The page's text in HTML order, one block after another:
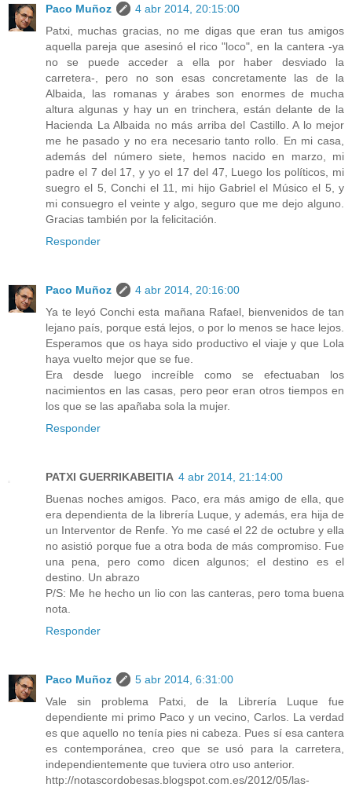
Paco Muñoz
4 abr 2014, 20:15:00
Patxi, muchas gracias, no me digas que eran tus amigos
aquella pareja que asesinó el rico "loco", en la cantera -ya
no se puede acceder a ella por haber desviado la
carretera-, pero no son esas concretamente las de la
Albaida, las romanas y árabes son enormes de mucha
altura algunas y hay un en trinchera, están delante de la
Hacienda La Albaida no más arriba del Castillo. A lo mejor
me he pasado y no era necesario tanto rollo. En mi casa,
además del número siete, hemos nacido en marzo, mi
padre el 7 del 17, y yo el 17 del 47, Luego los políticos, mi
suegro el 5, Conchi el 11, mi hijo Gabriel el Músico el 5, y
mi consuegro el veinte y algo, seguro que me dejo alguno.
Gracias también por la felicitación.
Responder
Paco Muñoz
4 abr 2014, 20:16:00
Ya te leyó Conchi esta mañana Rafael, bienvenidos de tan
lejano país, porque está lejos, o por lo menos se hace lejos.
Esperamos que os haya sido productivo el viaje y que Lola
haya vuelto mejor que se fue.
Era desde luego increíble como se efectuaban los
nacimientos en las casas, pero peor eran otros tiempos en
los que se las apañaba sola la mujer.
Responder
PATXI GUERRIKABEITIA 4 abr 2014, 21:14:00
Buenas noches amigos. Paco, era más amigo de ella, que
era dependienta de la librería Luque, y además, era hija de
un Interventor de Renfe. Yo me casé el 22 de octubre y ella
no asistió porque fue a otra boda de más compromiso. Fue
una pena, pero como dicen algunos; el destino es el
destino. Un abrazo
P/S: Me he hecho un lio con las canteras, pero toma buena
nota.
Responder
Paco Muñoz
5 abr 2014, 6:31:00
Vale sin problema Patxi, de la Librería Luque fue
dependiente mi primo Paco y un vecino, Carlos. La verdad
es que aquello no tenía pies ni cabeza. Pues sí esa cantera
es contemporánea, creo que se usó para la carretera,
independientemente que tuviera otro uso anterior.
http://notascordobesas.blogspot.com.es/2012/05/las-